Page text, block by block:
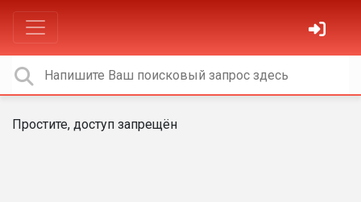
Простите, доступ запрещён